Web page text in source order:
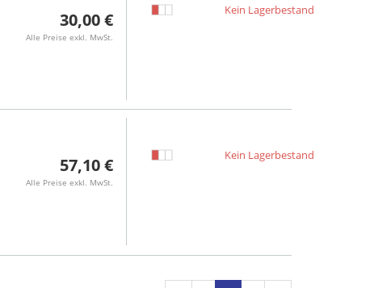
30,00 €
Alle Preise exkl. MwSt.
Kein Lagerbestand
57,10 €
Alle Preise exkl. MwSt.
Kein Lagerbestand